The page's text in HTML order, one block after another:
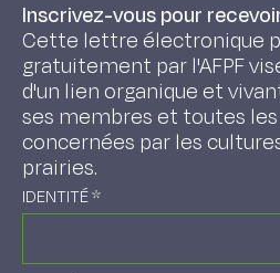
Inscrivez-vous pour
Cette lettre électronique
gratuitement par l'AFPF
d'un lien organique et
ses membres et toutes
concernées par les
prairies.
IDENTITÉ*